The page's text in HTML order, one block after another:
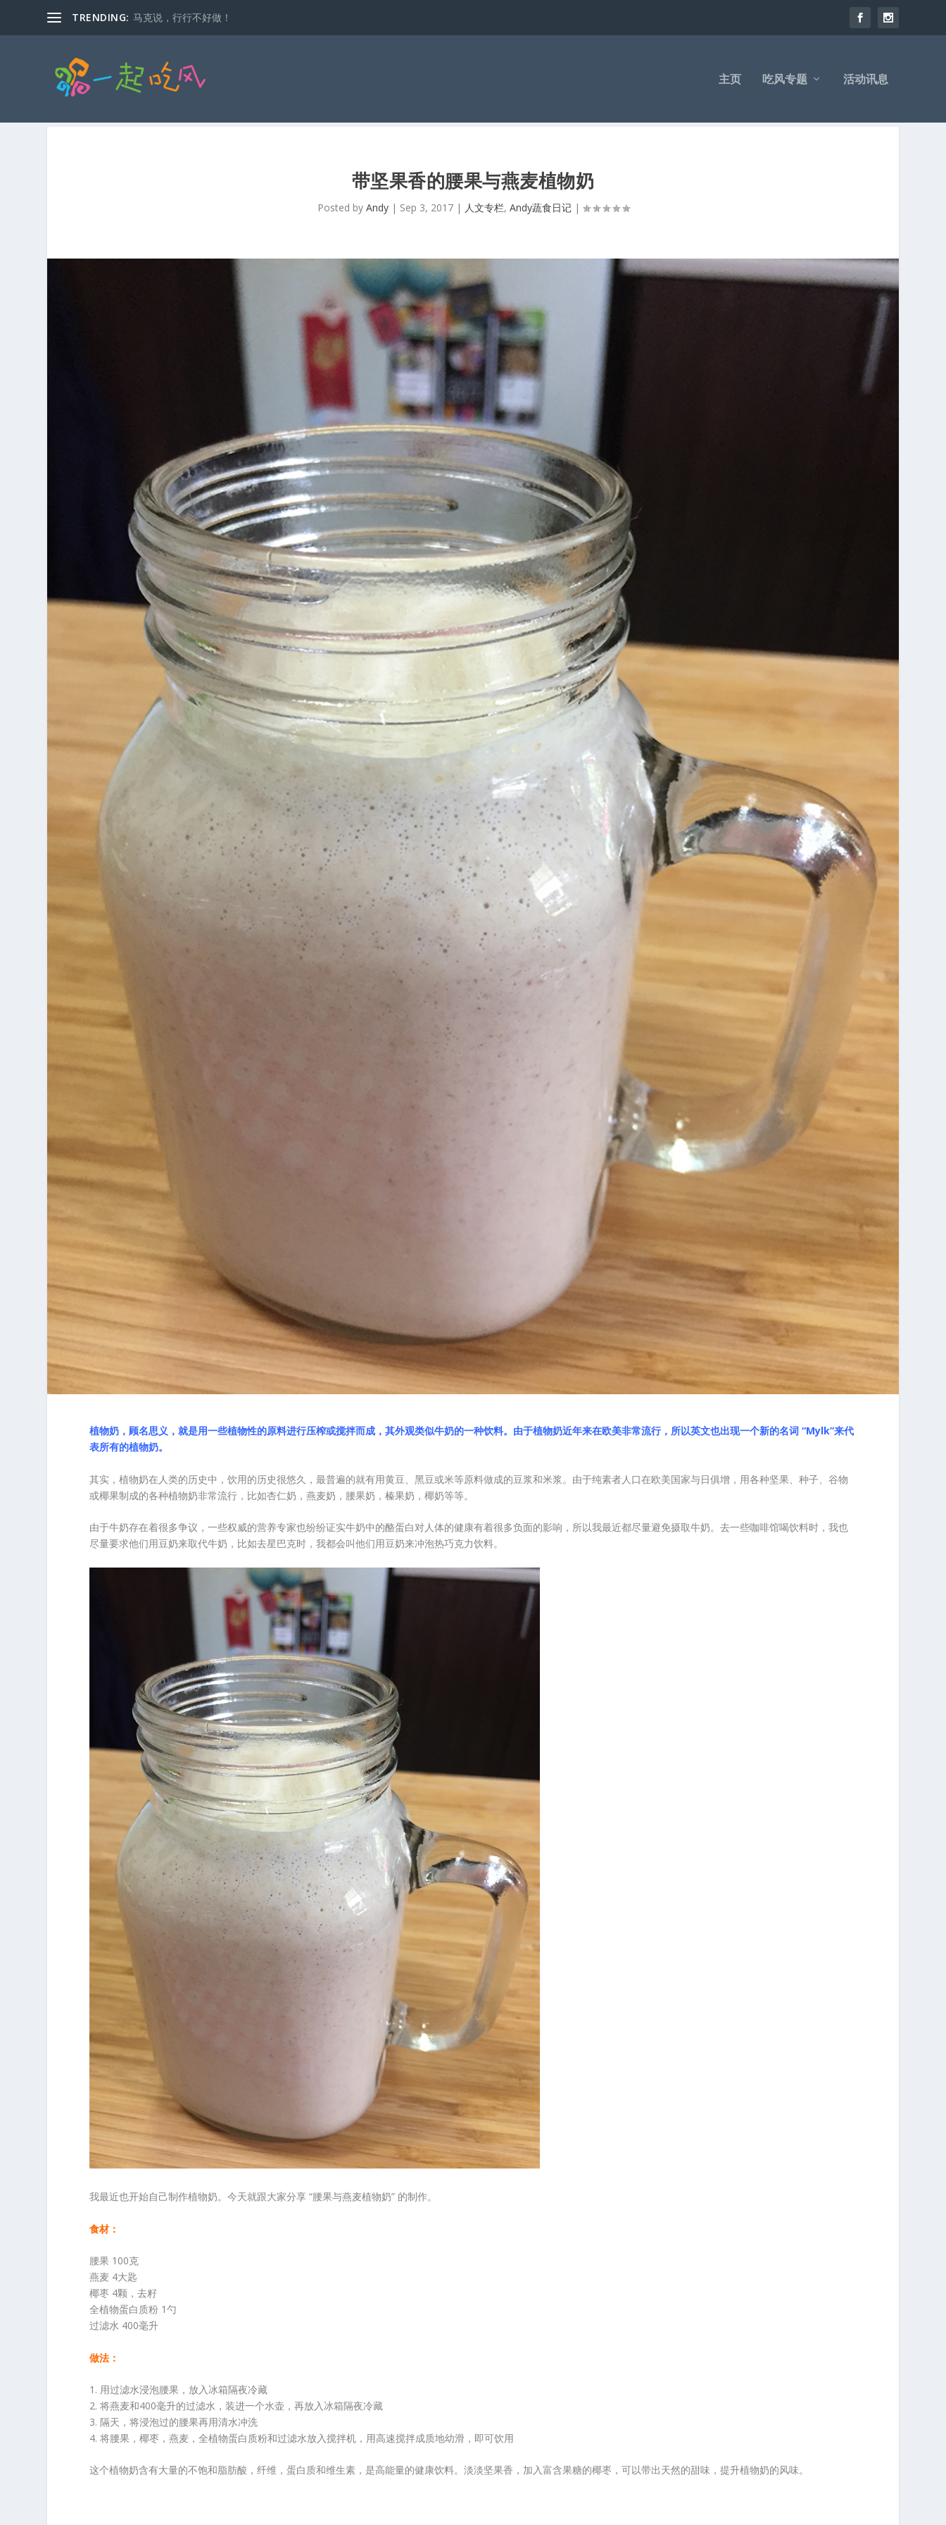
TRENDING: 马克说，行行不好做！
主页 吃风专题 活动讯息
带坚果香的腰果与燕麦植物奶
Posted by Andy| Sep 3, 2017| 人文专栏, Andy蔬食日记|
植物奶，顾名思义，就是用一些植物性的原料进行压榨或搅拌而成，其外观类似牛奶的一种饮料。由于植物奶近年来在欧美非常流行，所以英文也出现一个新的名词 “Mylk”来代
表所有的植物奶。
其实，植物奶在人类的历史中，饮用的历史很悠久，最普遍的就有用黄豆、黑豆或米等原料做成的豆浆和米浆。由于纯素者人口在欧美国家与日俱增，用各种坚果、种子、谷物
或椰果制成的各种植物奶非常流行，比如杏仁奶，燕麦奶，腰果奶，榛果奶，椰奶等等。
由于牛奶存在着很多争议，一些权威的营养专家也纷纷证实牛奶中的酪蛋白对人体的健康有着很多负面的影响，所以我最近都尽量避免摄取牛奶。去一些咖啡馆喝饮料时，我也
尽量要求他们用豆奶来取代牛奶，比如去星巴克时，我都会叫他们用豆奶来冲泡热巧克力饮料。
我最近也开始自己制作植物奶。今天就跟大家分享 “腰果与燕麦植物奶” 的制作。
食材：
腰果 100克
燕麦 4大匙
椰枣 4颗，去籽
全植物蛋白质粉 1勺
过滤水 400毫升
做法：
1. 用过滤水浸泡腰果，放入冰箱隔夜冷藏
2. 将燕麦和400毫升的过滤水，装进一个水壶，再放入冰箱隔夜冷藏
3. 隔天，将浸泡过的腰果再用清水冲洗
4. 将腰果，椰枣，燕麦，全植物蛋白质粉和过滤水放入搅拌机，用高速搅拌成质地幼滑，即可饮用
这个植物奶含有大量的不饱和脂肪酸，纤维，蛋白质和维生素，是高能量的健康饮料。淡淡坚果香，加入富含果糖的椰枣，可以带出天然的甜味，提升植物奶的风味。